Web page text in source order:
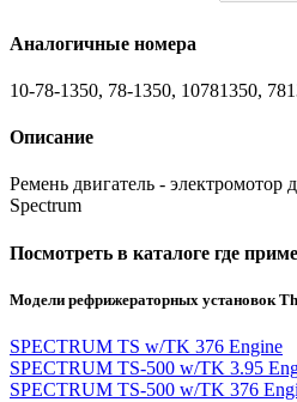
Аналогичные номера
10-78-1350, 78-1350, 10781350,
Описание
Ремень двигатель - электромотор
Spectrum
Посмотреть в каталоге где
Модели рефрижераторных установок
SPECTRUM TS w/TK 376 Engine
SPECTRUM TS-500 w/TK 3.95
SPECTRUM TS-500 w/TK 376